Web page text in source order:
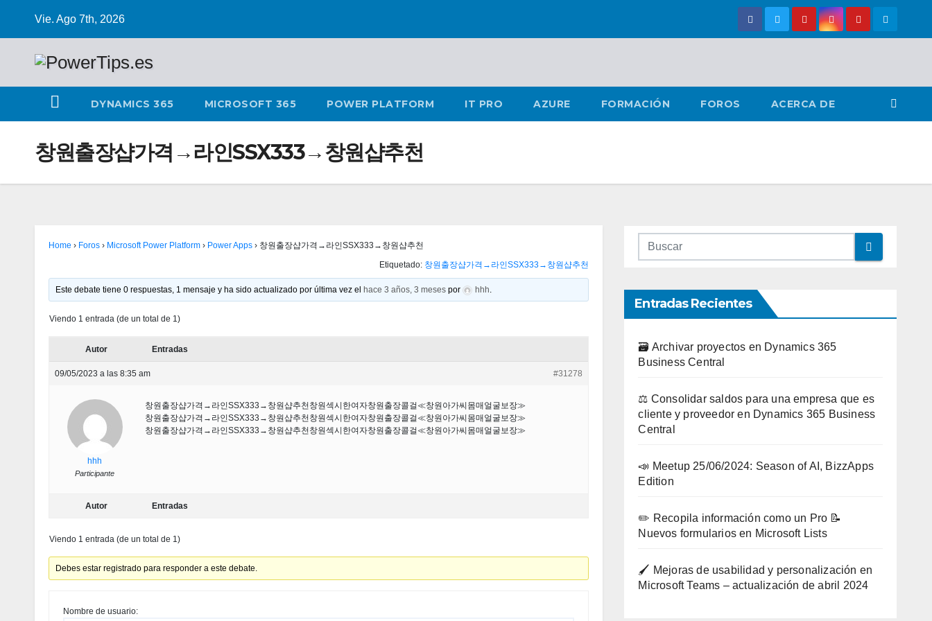
Vie. Ago 7th, 2026
DYNAMICS 365 MICROSOFT 365 POWER PLATFORM IT PRO AZURE FORMACIÓN FOROS ACERCA DE
창원출장샵가격→라인SSX333→창원샵추천
Home › Foros › Microsoft Power Platform › Power Apps › 창원출장샵가격→라인SSX333→창원샵추천
Etiquetado: 창원출장샵가격→라인SSX333→창원샵추천
Este debate tiene 0 respuestas, 1 mensaje y ha sido actualizado por última vez el hace 3 años, 3 meses por hhh.
Viendo 1 entrada (de un total de 1)
Autor Entradas
09/05/2023 a las 8:35 am #31278
hhh
Participante
창원출장샵가격→라인SSX333→창원샵추천창원섹시한여자창원출장콜걸≪창원아가씨몸매얼굴보장≫
창원출장샵가격→라인SSX333→창원샵추천창원섹시한여자창원출장콜걸≪창원아가씨몸매얼굴보장≫
창원출장샵가격→라인SSX333→창원샵추천창원섹시한여자창원출장콜걸≪창원아가씨몸매얼굴보장≫
Autor Entradas
Viendo 1 entrada (de un total de 1)
Debes estar registrado para responder a este debate.
Nombre de usuario:
Entradas Recientes
🗃️ Archivar proyectos en Dynamics 365
Business Central
⚖️ Consolidar saldos para una empresa que es
cliente y proveedor en Dynamics 365 Business
Central
📣 Meetup 25/06/2024: Season of AI, BizzApps
Edition
✏️ Recopila información como un Pro 📝
Nuevos formularios en Microsoft Lists
🖌️ Mejoras de usabilidad y personalización en
Microsoft Teams – actualización de abril 2024